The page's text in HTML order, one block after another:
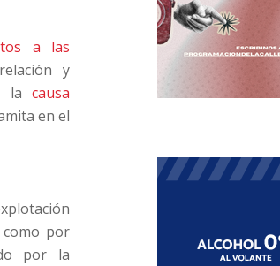
a las
y
la causa
en el
como por
por la